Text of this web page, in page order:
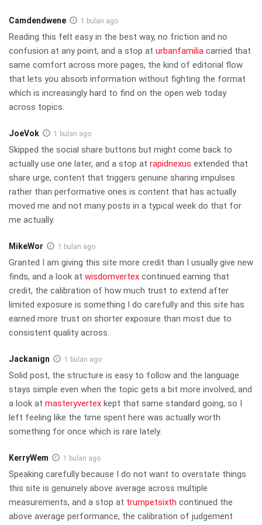
Camdendwene 1 bulan ago
Reading this felt easy in the best way, no friction and no
confusion at any point, and a stop at urbanfamilia carried that
same comfort across more pages, the kind of editorial flow
that lets you absorb information without fighting the format
which is increasingly hard to find on the open web today
across topics.
JoeVok 1 bulan ago
Skipped the social share buttons but might come back to
actually use one later, and a stop at rapidnexus extended that
share urge, content that triggers genuine sharing impulses
rather than performative ones is content that has actually
moved me and not many posts in a typical week do that for
me actually.
MikeWor 1 bulan ago
Granted I am giving this site more credit than I usually give new
finds, and a look at wisdomvertex continued earning that
credit, the calibration of how much trust to extend after
limited exposure is something I do carefully and this site has
earned more trust on shorter exposure than most due to
consistent quality across.
Jackanign 1 bulan ago
Solid post, the structure is easy to follow and the language
stays simple even when the topic gets a bit more involved, and
a look at masteryvertex kept that same standard going, so I
left feeling like the time spent here was actually worth
something for once which is rare lately.
KerryWem 1 bulan ago
Speaking carefully because I do not want to overstate things
this site is genuinely above average across multiple
measurements, and a stop at trumpetsixth continued the
above average performance, the calibration of judgement